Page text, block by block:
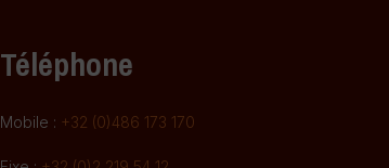
Téléphone
Mobile : +32 (0)486 173 170